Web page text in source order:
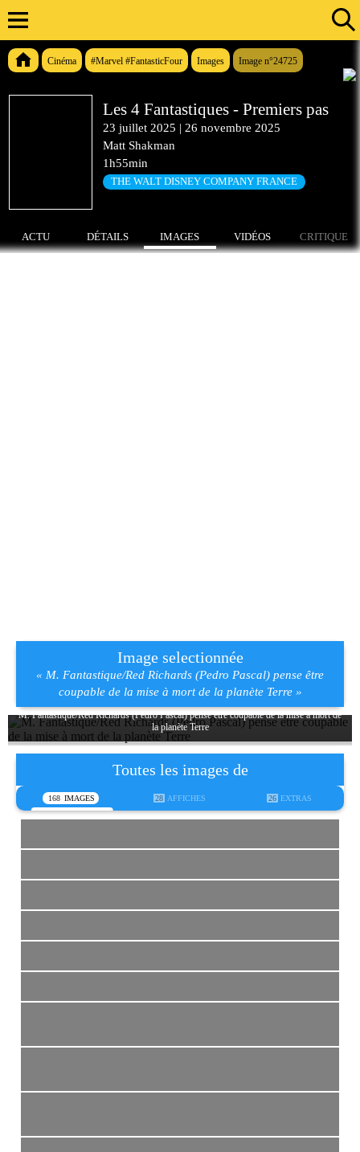
Cinéma #Marvel #FantasticFour Images Image n°24725
Les 4 Fantastiques - Premiers pas
23 juillet 2025 | 26 novembre 2025
Matt Shakman
1h55min
THE WALT DISNEY COMPANY FRANCE
ACTU DÉTAILS IMAGES VIDÉOS CRITIQUE
Image selectionnée
« M. Fantastique/Red Richards (Pedro Pascal) pense être
coupable de la mise à mort de la planète Terre »
M. Fantastique/Red Richards (Pedro Pascal) pense être coupable de la mise à mort de
la planète Terre
Toutes les images de
168 IMAGES 28 AFFICHES 26 EXTRAS